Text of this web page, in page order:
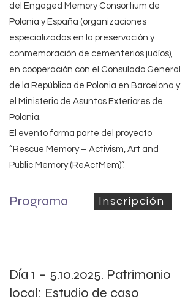
del Engaged Memory Consortium de
Polonia y España (organizaciones
especializadas en la preservación y
conmemoración de cementerios judíos),
en cooperación con el Consulado General
de la República de Polonia en Barcelona y
el Ministerio de Asuntos Exteriores de
Polonia.
El evento forma parte del proyecto
“Rescue Memory – Activism, Art and
Public Memory (ReActMem)”.
Programa
Día 1 – 5.10.2025. Patrimonio
local: Estudio de caso
Inscripción